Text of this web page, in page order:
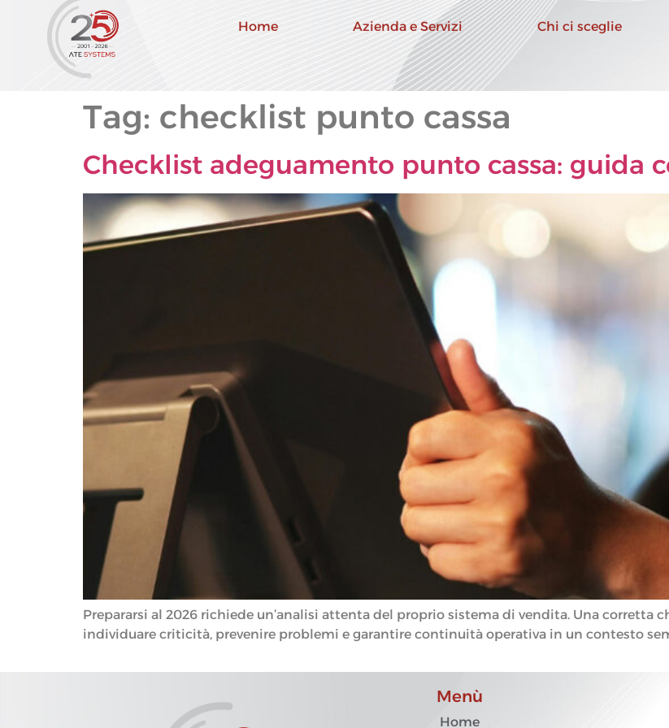
Home Azienda e Servizi Chi ci sceglie
Tag: checklist punto cassa
Checklist adeguamento punto cassa: guida
Prepararsi al 2026 richiede un’analisi attenta del proprio sistema di vendita. Una corretta
individuare criticità, prevenire problemi e garantire continuità operativa in un contesto
Menù
Home